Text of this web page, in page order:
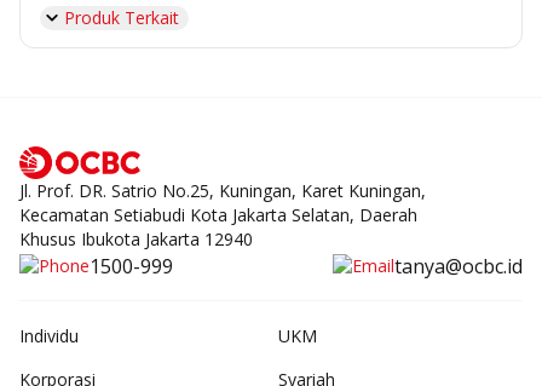
Produk Terkait
Jl. Prof. DR. Satrio No.25, Kuningan, Karet Kuningan,
Kecamatan Setiabudi Kota Jakarta Selatan, Daerah
Khusus Ibukota Jakarta 12940
1500-999 tanya@ocbc.id
Individu
UKM
Korporasi
Syariah